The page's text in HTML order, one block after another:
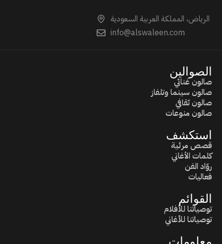
الرياض، المملكة العربية السعودية
info@alswaleen.com
الصوالين
صالون غنائي
صالون سينما وتلفاز
صالون ثقافي
صالون منوعات
استكشف
قصص مرئية
كلمات الأغاني
روّاد الفن
فعاليات
القوائم
توصياتنا للأفلام
توصياتنا للأغاني